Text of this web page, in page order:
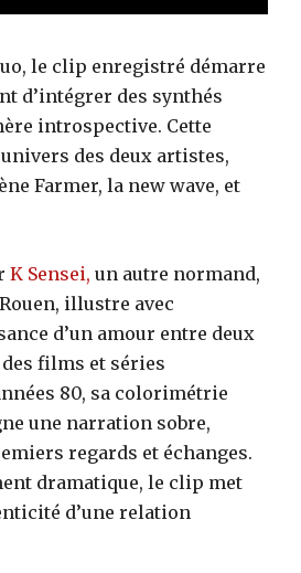
le clip enregistré démarre
d’intégrer des synthés
introspective. Cette
des deux artistes,
Farmer, la new wave, et
K Sensei, un autre normand,
illustre avec
d’un amour entre deux
films et séries
80, sa colorimétrie
une narration sobre,
regards et échanges.
dramatique, le clip met
d’une relation